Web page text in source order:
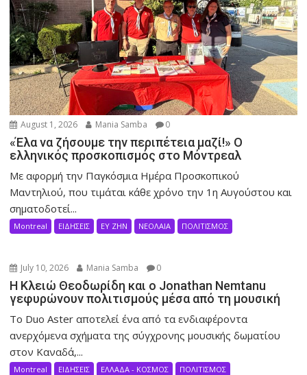
August 1, 2026 Mania Samba 0
«Έλα να ζήσουμε την περιπέτεια μαζί!» Ο
ελληνικός προσκοπισμός στο Μόντρεαλ
Με αφορμή την Παγκόσμια Ημέρα Προσκοπικού
Μαντηλιού, που τιμάται κάθε χρόνο την 1η Αυγούστου και
σηματοδοτεί...
Montreal ΕΙΔΗΣΕΙΣ ΕΥ ΖΗΝ ΝΕΟΛΑΙΑ ΠΟΛΙΤΙΣΜΟΣ
July 10, 2026 Mania Samba 0
Η Κλειώ Θεοδωρίδη και ο Jonathan Nemtanu
γεφυρώνουν πολιτισμούς μέσα από τη μουσική
Το Duo Aster αποτελεί ένα από τα ενδιαφέροντα
ανερχόμενα σχήματα της σύγχρονης μουσικής δωματίου
στον Καναδά,...
Montreal ΕΙΔΗΣΕΙΣ ΕΛΛΑΔΑ - ΚΟΣΜΟΣ ΠΟΛΙΤΙΣΜΟΣ